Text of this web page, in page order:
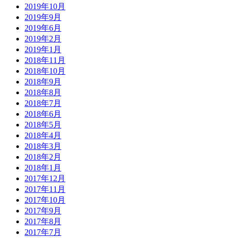
2019年10月
2019年9月
2019年6月
2019年2月
2019年1月
2018年11月
2018年10月
2018年9月
2018年8月
2018年7月
2018年6月
2018年5月
2018年4月
2018年3月
2018年2月
2018年1月
2017年12月
2017年11月
2017年10月
2017年9月
2017年8月
2017年7月